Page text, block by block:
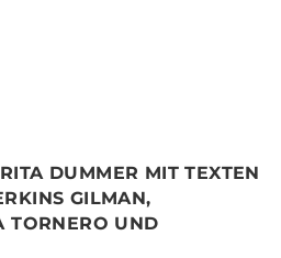
DUMMER MIT TEXTEN
GILMAN,
TORNERO UND